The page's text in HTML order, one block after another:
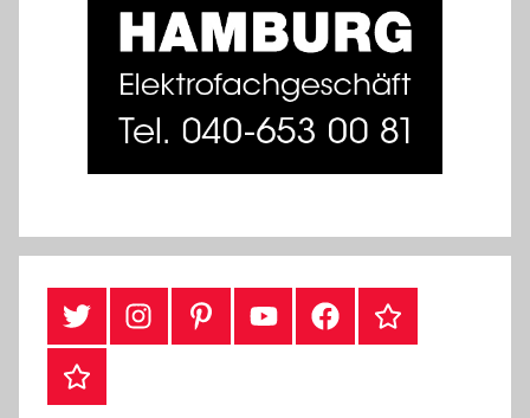
#TwitterInstagramPinterestYouTubeFacebookTikTok
Webshop